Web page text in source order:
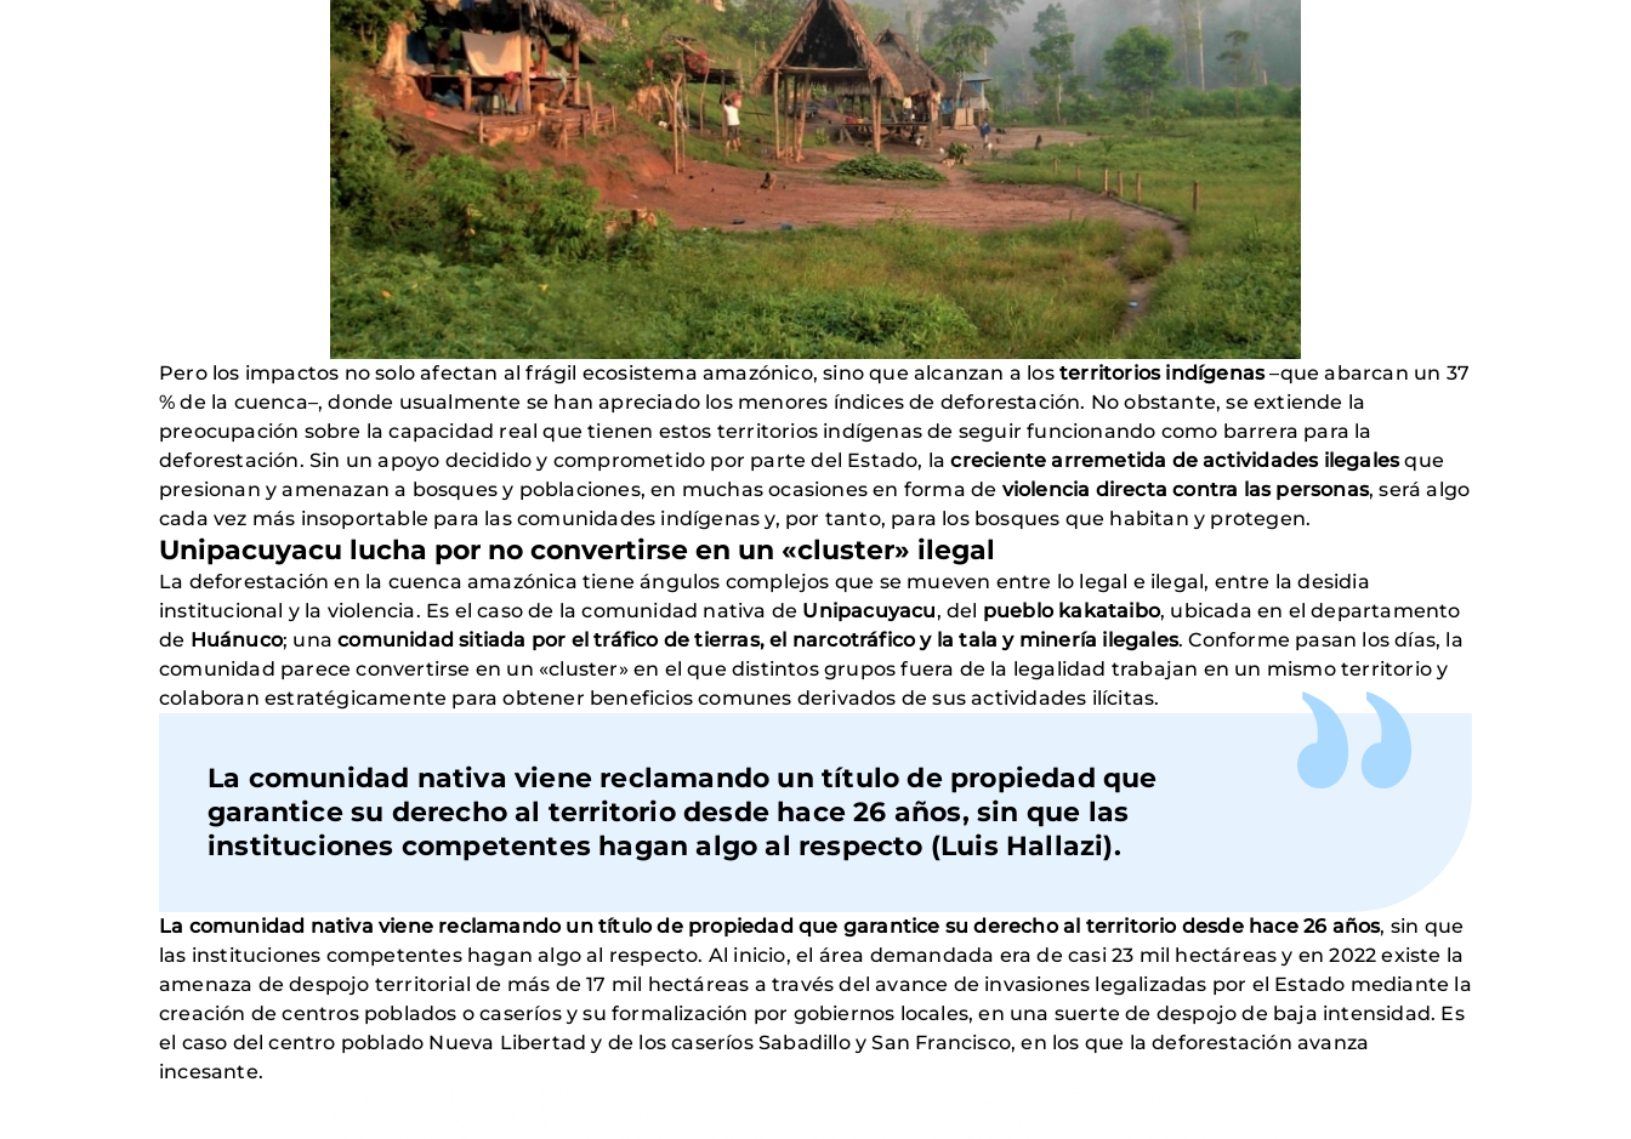
Pero los impactos no solo afectan al frágil ecosistema amazónico, sino que alcanzan a los territorios indígenas–que abarcan un 37
% de la cuenca–, donde usualmente se han apreciado los menores índices de deforestación. No obstante, se extiende la
preocupación sobre la capacidad real que tienen estos territorios indígenas de seguir funcionando como barrera para la
deforestación. Sin un apoyo decidido y comprometido por parte del Estado, lacreciente arremetida de actividades ilegalesque
presionan y amenazan a bosques y poblaciones, en muchas ocasiones en forma de violencia directa contra las personas, será algo
cada vez más insoportable para las comunidades indígenas y, por tanto, para los bosques que habitan y protegen.
Unipacuyacu lucha por no convertirse en un «cluster» ilegal
La deforestación en la cuenca amazónica tiene ángulos complejos que se mueven entre lo legal e ilegal, entre la desidia
institucional y la violencia. Es el caso de la comunidad nativa de Unipacuyacu, del pueblo kakataibo, ubicada en el departamento
de Huánuco; unacomunidad sitiada por el tráfico de tierras, el narcotráfico y la tala y minería ilegales. Conforme pasan los días, la
comunidad parece convertirse en un «cluster» en el que distintos grupos fuera de la legalidad trabajan en un mismo territorio y
colaboran estratégicamente para obtener beneficios comunes derivados de sus actividades ilícitas.
La comunidad nativa viene reclamando un título de propiedad que
garantice su derecho al territorio desde hace 26 años, sin que las
instituciones competentes hagan algo al respecto (Luis Hallazi).
La comunidad nativa viene reclamando un título de propiedad que garantice su derecho al territorio desde hace 26 años, sin que
las instituciones competentes hagan algo al respecto. Al inicio, el área demandada era de casi 23 mil hectáreas y en 2022 existe la
amenaza de despojo territorial de más de 17 mil hectáreas a través del avance de invasiones legalizadas por el Estado mediante la
creación de centros poblados o caseríos y su formalización por gobiernos locales, en una suerte de despojo de baja intensidad. Es
el caso del centro poblado Nueva Libertad y de los caseríos Sabadillo y San Francisco, en los que la deforestación avanza
incesante.